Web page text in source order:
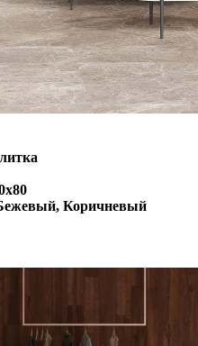
Коричневый